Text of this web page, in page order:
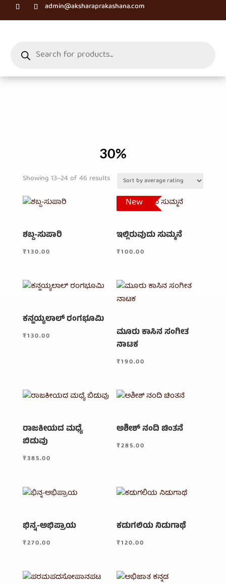
admin@aksharaprakashana.com
search
30%
Showing 13–24 of 46 resultsSorted
average
rating
ಶಬ್ದ-ಸುಪಾರಿ
₹130.00
New
ಇಲ್ಲಿರುವುದು ಸುಮ್ಮನೆ
₹100.00
New
ಕನ್ಹಯ್ಯಲಾಲ್ ರಂಗಭೂಮಿ
₹130.00
ಮೂರು ಕಾಸಿನ ಸಂಗೀತ
ನಾಟಕ
₹190.00
ರಾಜಕೀಯದ ಮಧ್ಯೆ
ಬಿಡುವು
₹385.00
ಅಶೀಶ್ ನಂದಿ ಚಿಂತನೆ
₹285.00
ಭಿನ್ನ-ಅಭಿಪ್ರಾಯ
₹270.00
ಕಡುಗಲಿಯ ನಿಡುಗಾಥೆ
₹120.00